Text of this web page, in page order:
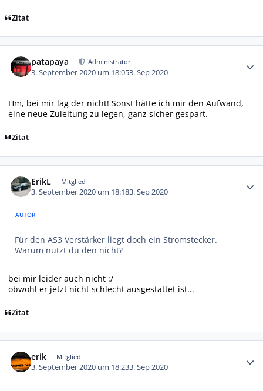
Zitat
patapaya Administrator
3. September 2020 um 18:053. Sep 2020
Hm, bei mir lag der nicht! Sonst hätte ich mir den Aufwand,
eine neue Zuleitung zu legen, ganz sicher gespart.
Zitat
ErikL Mitglied
3. September 2020 um 18:183. Sep 2020
AUTOR
Für den AS3 Verstärker liegt doch ein Stromstecker.
Warum nutzt du den nicht?
bei mir leider auch nicht :/
obwohl er jetzt nicht schlecht ausgestattet ist...
Zitat
erik Mitglied
3. September 2020 um 18:233. Sep 2020